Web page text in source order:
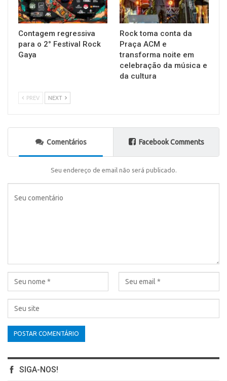
Contagem regressiva
para o 2° Festival Rock
Gaya
Rock toma conta da
Praça ACM e
transforma noite em
celebração da música e
da cultura
PREV NEXT
Comentários Facebook Comments
Seu endereço de email não será publicado.
SIGA-NOS!